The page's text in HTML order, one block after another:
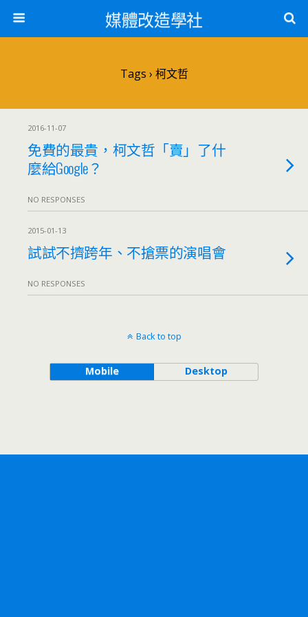
媒體改造學社
Tags › 柯文哲
2016-11-07
免費的最貴，柯文哲「賣」了什
麼給Google？
NO RESPONSES
2015-01-13
試試不擠跨年、不搶票的演唱會
NO RESPONSES
Back to top
Mobile Desktop